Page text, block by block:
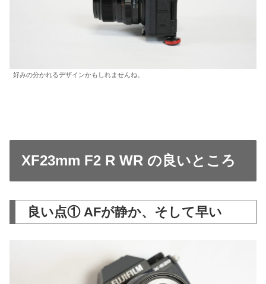
好みの分かれるデザインかもしれませんね。
XF23mm F2 R WR の良いところ
良い点① AFが静か、そして早い